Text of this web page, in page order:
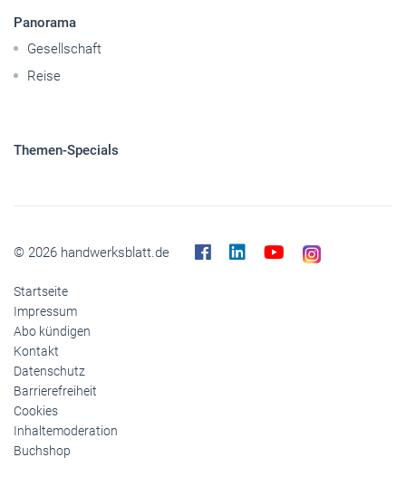
Panorama
Gesellschaft
Reise
Themen-Specials
© 2026 handwerksblatt.de
Startseite
Impressum
Abo kündigen
Kontakt
Datenschutz
Barrierefreiheit
Cookies
Inhaltemoderation
Buchshop